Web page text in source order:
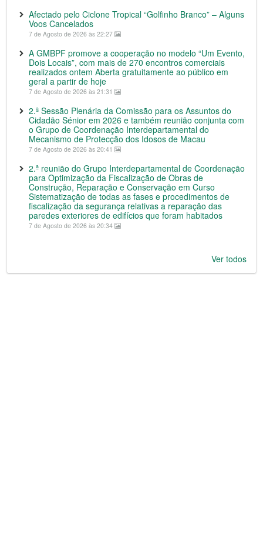
Afectado pelo Ciclone Tropical “Golfinho Branco” – Alguns
Voos Cancelados
7 de Agosto de 2026 às 22:27
A GMBPF promove a cooperação no modelo “Um Evento,
Dois Locais”, com mais de 270 encontros comerciais
realizados ontem Aberta gratuitamente ao público em
geral a partir de hoje
7 de Agosto de 2026 às 21:31
2.ª Sessão Plenária da Comissão para os Assuntos do
Cidadão Sénior em 2026 e também reunião conjunta com
o Grupo de Coordenação Interdepartamental do
Mecanismo de Protecção dos Idosos de Macau
7 de Agosto de 2026 às 20:41
2.ª reunião do Grupo Interdepartamental de Coordenação
para Optimização da Fiscalização de Obras de
Construção, Reparação e Conservação em Curso
Sistematização de todas as fases e procedimentos de
fiscalização da segurança relativas a reparação das
paredes exteriores de edifícios que foram habitados
7 de Agosto de 2026 às 20:34
Ver todos